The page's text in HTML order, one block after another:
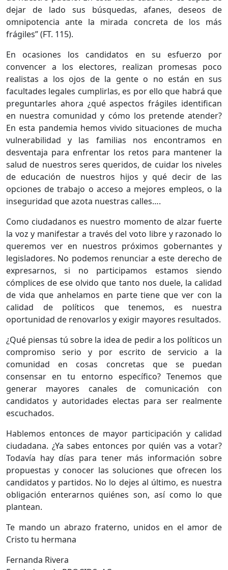
dejar de lado sus búsquedas, afanes, deseos de
omnipotencia ante la mirada concreta de los más
frágiles” (FT. 115).
En ocasiones los candidatos en su esfuerzo por
convencer a los electores, realizan promesas poco
realistas a los ojos de la gente o no están en sus
facultades legales cumplirlas, es por ello que habrá que
preguntarles ahora ¿qué aspectos frágiles identifican
en nuestra comunidad y cómo los pretende atender?
En esta pandemia hemos vivido situaciones de mucha
vulnerabilidad y las familias nos encontramos en
desventaja para enfrentar los retos para mantener la
salud de nuestros seres queridos, de cuidar los niveles
de educación de nuestros hijos y qué decir de las
opciones de trabajo o acceso a mejores empleos, o la
inseguridad que azota nuestras calles….
Como ciudadanos es nuestro momento de alzar fuerte
la voz y manifestar a través del voto libre y razonado lo
queremos ver en nuestros próximos gobernantes y
legisladores. No podemos renunciar a este derecho de
expresarnos, si no participamos estamos siendo
cómplices de ese olvido que tanto nos duele, la calidad
de vida que anhelamos en parte tiene que ver con la
calidad de políticos que tenemos, es nuestra
oportunidad de renovarlos y exigir mayores resultados.
¿Qué piensas tú sobre la idea de pedir a los políticos un
compromiso serio y por escrito de servicio a la
comunidad en cosas concretas que se puedan
consensar en tu entorno específico? Tenemos que
generar mayores canales de comunicación con
candidatos y autoridades electas para ser realmente
escuchados.
Hablemos entonces de mayor participación y calidad
ciudadana. ¿Ya sabes entonces por quién vas a votar?
Todavía hay días para tener más información sobre
propuestas y conocer las soluciones que ofrecen los
candidatos y partidos. No lo dejes al último, es nuestra
obligación enterarnos quiénes son, así como lo que
plantean.
Te mando un abrazo fraterno, unidos en el amor de
Cristo tu hermana
Fernanda Rivera